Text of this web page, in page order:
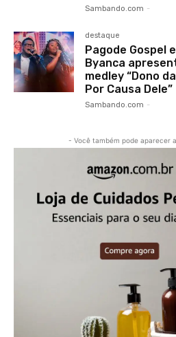
Sambando.com -
destaque
Pagode Gospel
Byanca
medley “Dono
Por Causa Dele”
Sambando.com -
- Você também pode aparecer